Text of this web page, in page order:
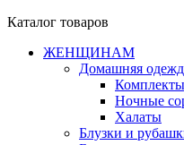
Каталог товаров
ЖЕНЩИНАМ
Домашняя
Ночные
Халаты
Блузки и